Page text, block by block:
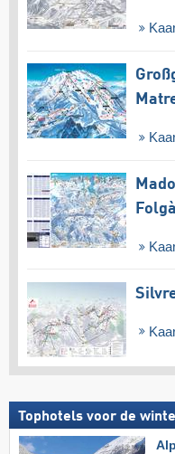
Tophotels voor de